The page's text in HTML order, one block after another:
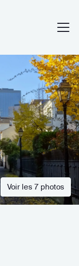
Voir les 7 photos